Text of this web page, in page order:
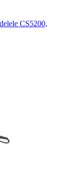
CS5200,